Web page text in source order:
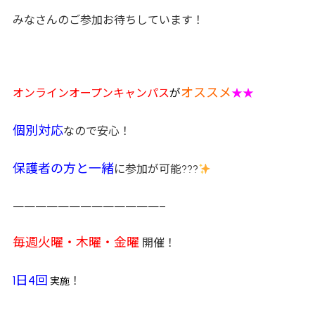
みなさんのご参加お待ちしています！
オンラインオープンキャンパスがオススメ★★
個別対応なので安心！
保護者の方と一緒に参加が可能???
—————————————–
毎週火曜・木曜・金曜 開催！
1日4回 実施 ！